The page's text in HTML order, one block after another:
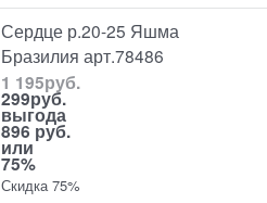
Сердце р.20-25 Яшма
Бразилия арт.78486
1 195руб.
299руб.
выгода
896 руб.
или
75%
Скидка 75%